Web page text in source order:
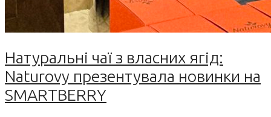
Натуральні чаї з власних ягід:
Naturovy презентувала новинки на
SMARTBERRY